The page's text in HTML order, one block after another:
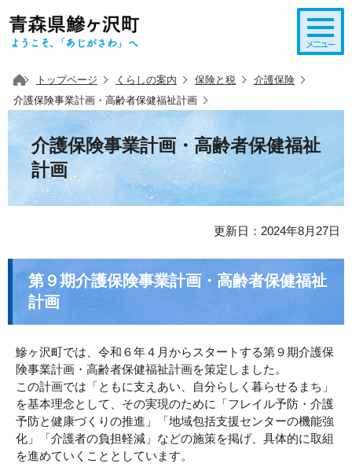
トップページ くらしの案内 保険と税
介護保険
介護保険事業計画・高齢者保健福祉計画
介護保険事業計画・高齢者保健福祉
計画
更新日：2024年8月27日
第９期介護保険事業計画・高齢者保健福祉
計画
鰺ヶ沢町では、令和６年４月からスタートする第９期介護保
険事業計画・高齢者保健福祉計画を策定しました。
この計画では「ともに支えあい、自分らしく暮らせるまち」
を基本理念として、その実現のために「フレイル予防・介護
予防と健康づくりの推進」「地域包括支援センターの機能強
化」「介護者の負担軽減」などの施策を掲げ、具体的に取組
を進めていくこととしています。